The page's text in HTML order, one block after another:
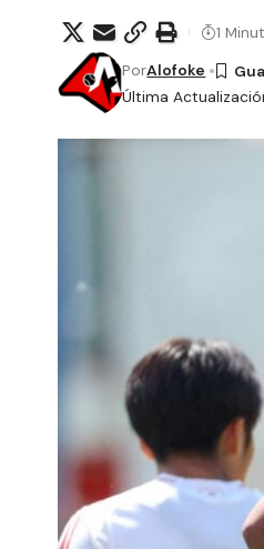
Última
PorAlofoke
1